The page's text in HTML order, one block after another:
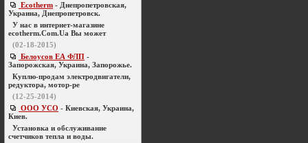
Ecotherm - Днепропетровская,
Украина, Днепропетровск.
У нас в интернет-магазине
ecotherm.Com.Ua Вы может
(02-18-2015)
Белоусов ЕА ФЛП -
Запорожская, Украина, Запорожье.
Куплю-продам электродвигатели,
редуктора, мотор-ре
(12-25-2014)
ООО УСО - Киевская, Украина,
Киев.
Установка и обслуживание
счетчиков тепла и воды.